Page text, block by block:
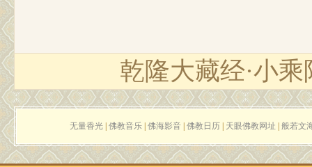
乾隆大藏经·小
无量香光 佛教音乐 佛海影音 佛教日历 天眼佛教网址 般若文